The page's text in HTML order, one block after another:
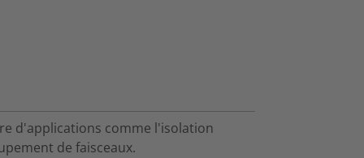
d'applications comme l'isolation
de faisceaux.